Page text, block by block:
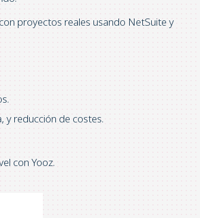
proyectos reales usando NetSuite y
y reducción de costes.
con Yooz.